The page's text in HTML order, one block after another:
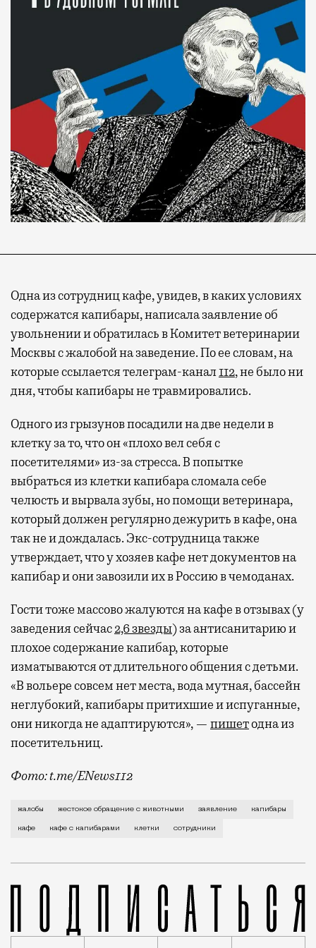
Одна из сотрудниц кафе, увидев, в каких условиях
содержатся капибары, написала заявление об
увольнении и обратилась в Комитет ветеринарии
Москвы с жалобой на заведение. По ее словам, на
которые ссылается телеграм-канал112, не было ни
дня, чтобы капибары не травмировались.
Одного из грызунов посадили на две недели в
клетку за то, что он «плохо вел себя с
посетителями» из-за стресса. В попытке
выбраться из клетки капибара сломала себе
челюсть и вырвала зубы, но помощи ветеринара,
который должен регулярно дежурить в кафе, она
так не и дождалась. Экс-сотрудница также
утверждает, что у хозяев кафе нет документов на
капибар и они завозили их в Россию в чемоданах.
Гости тоже массово жалуются на кафе в отзывах (у
заведения сейчас2,6 звезды) за антисанитарию и
плохое содержание капибар, которые
изматываются от длительного общения с детьми.
«В вольере совсем нет места, вода мутная, бассейн
неглубокий, капибары притихшие и испуганные,
они никогда не адаптируются», — пишетодна из
посетительниц.
Фото: t.me/ENews112
С момента открытия нового контактного кафе с
жалобы жестокое обращение с животными заявление капибары
кафе кафе с капибарами клетки сотрудники